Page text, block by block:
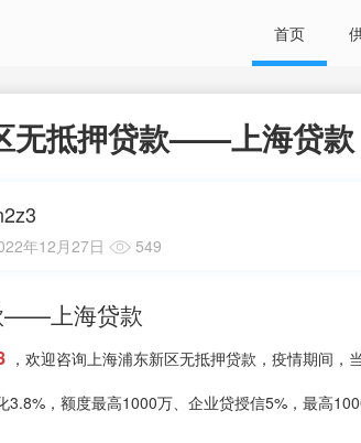
首页
无抵押贷款——上海贷款
年12月27日 549
——上海贷款
，欢迎咨询上海浦东新区无抵押贷款，疫情期间
3.8%，额度最高1000万、企业贷授信5%，最高